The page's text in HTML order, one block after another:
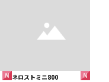
ネロストミニ800